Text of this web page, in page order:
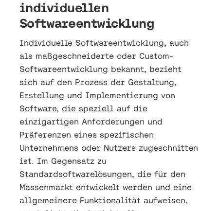
individuellen
Softwareentwicklung
Individuelle Softwareentwicklung, auch
als maßgeschneiderte oder Custom-
Softwareentwicklung bekannt, bezieht
sich auf den Prozess der Gestaltung,
Erstellung und Implementierung von
Software, die speziell auf die
einzigartigen Anforderungen und
Präferenzen eines spezifischen
Unternehmens oder Nutzers zugeschnitten
ist. Im Gegensatz zu
Standardsoftwarelösungen, die für den
Massenmarkt entwickelt werden und eine
allgemeinere Funktionalität aufweisen,